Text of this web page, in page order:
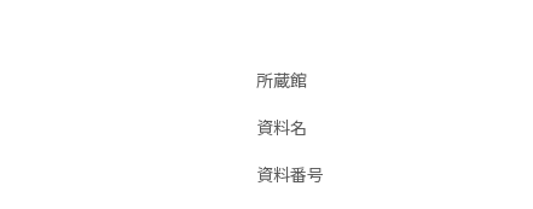
所蔵館
資料名
資料番号